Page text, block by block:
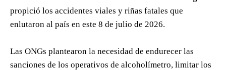
propició los accidentes viales y riñas fatales que
enlutaron al país en este 8 de julio de 2026.
Las ONGs plantearon la necesidad de endurecer las
sanciones de los operativos de alcoholímetro, limitar los